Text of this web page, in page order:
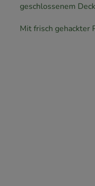
geschlossenem
Mit frisch gehackter